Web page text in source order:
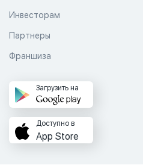
Инвесторам
Партнеры
Франшиза
Загрузить на
Доступно в
App Store